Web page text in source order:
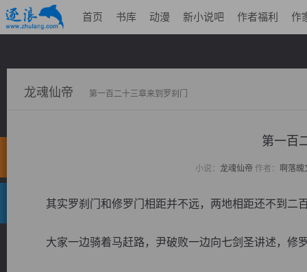
首页 书库 动漫 新小说吧 作者福利 作
龙魂仙帝 第一百二十三章来到罗刹门
第一百
小说： 龙魂仙帝 作者： 啊落魄
其实罗刹门和修罗门相距并不远，两地相距还不到二
大家一边骑着马赶路，尹破败一边向七剑圣讲述，修